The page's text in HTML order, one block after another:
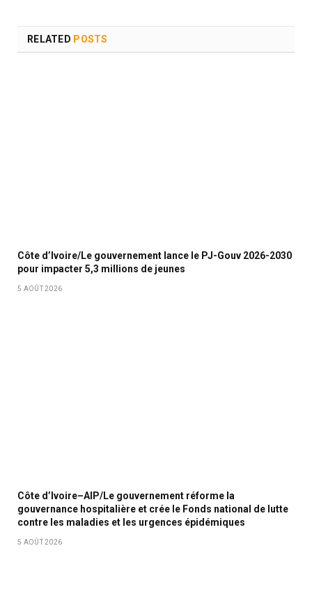
RELATED POSTS
Côte d’Ivoire/Le gouvernement lance le PJ-Gouv 2026-2030
pour impacter 5,3 millions de jeunes
5 AOÛT 2026
Côte d’Ivoire–AIP/Le gouvernement réforme la
gouvernance hospitalière et crée le Fonds national de lutte
contre les maladies et les urgences épidémiques
5 AOÛT 2026